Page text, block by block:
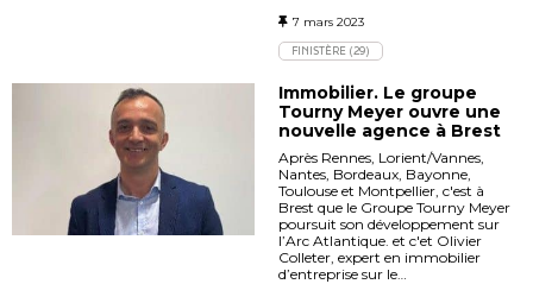
7 mars 2023
FINISTÈRE (29)
Immobilier. Le groupe
Tourny Meyer ouvre une
nouvelle agence à Brest
Après Rennes, Lorient/Vannes,
Nantes, Bordeaux, Bayonne,
Toulouse et Montpellier, c'est à
Brest que le Groupe Tourny Meyer
poursuit son développement sur
l’Arc Atlantique. et c'et Olivier
Colleter, expert en immobilier
d’entreprise sur le…